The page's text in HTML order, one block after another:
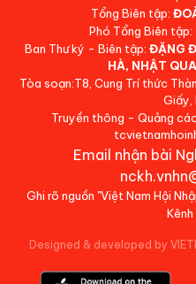
Tổng Biên tập:
Phó Tổng Biên tập:
Ban Thư ký - Biên tập: ĐẶNG
HÀ, NHẬT
Tòa soạn:T8, Cung Trí thức
Giấy,
Truyền thông - Quảng
Email nhận bài
Ghi rõ nguồn "Việt Nam Hội
Kênh
Designed & developed by